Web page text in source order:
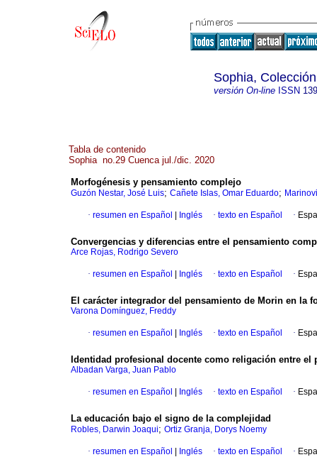
Sophia,
versión On-lineISSN
Tabla de contenido
Sophia no.29 Cuenca jul./dic. 2020
Morfogénesis y pensamiento complejo
Guzón Nestar, José Luis; Cañete Islas, Omar Eduardo;
· resumen en Español Inglés · texto en Español ·
Convergencias y diferencias entre el pensamiento
Arce Rojas, Rodrigo Severo
· resumen en Español Inglés · texto en Español ·
El carácter integrador del pensamiento de Morin en la
Varona Domínguez, Freddy
· resumen en Español Inglés · texto en Español ·
Identidad profesional docente como religación entre
Albadan Varga, Juan Pablo
· resumen en Español Inglés · texto en Español ·
La educación bajo el signo de la complejidad
Robles, Darwin Joaqui; Ortiz Granja, Dorys Noemy
· resumen en Español Inglés · texto en Español ·